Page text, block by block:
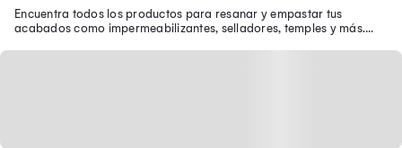
Encuentra todos los productos para resanar y empastar tus
acabados como impermeabilizantes, selladores, temples y más.